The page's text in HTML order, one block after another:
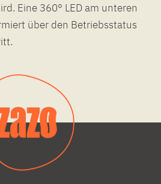
Eine 360° LED am unteren
über den Betriebsstatus